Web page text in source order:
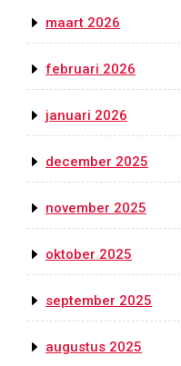
maart 2026
februari 2026
januari 2026
december 2025
november 2025
oktober 2025
september 2025
augustus 2025